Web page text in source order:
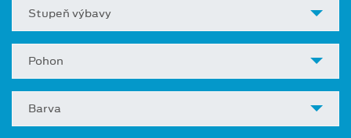
Stupeň výbavy
Pohon
Barva